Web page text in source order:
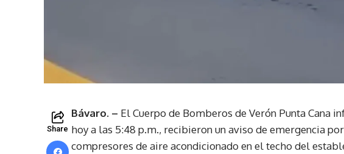
Share
Bávaro. – El Cuerpo de Bomberos de Verón Punta Cana
hoy a las 5:48 p.m., recibieron un aviso de emergencia
compresores de aire acondicionado en el techo del